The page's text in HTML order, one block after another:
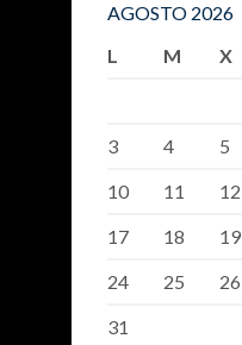
AGOSTO 2026
L
M X
3
4 5
10
11 12
17
18 19
24
25 26
31